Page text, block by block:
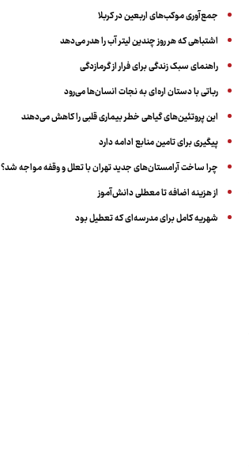
جمع‌آوری موکب‌های اربعین در کربلا
اشتباهی که هر روز چندین لیتر آب را هدر می‌دهد
راهنمای سبک زندگی برای فرار از گرمازدگی
رباتی با دستان اره‌ای به نجات انسان‌ها می‌رود
این پروتئین‌های گیاهی خطر بیماری قلبی را کاهش می‌دهند
پیگیری برای تامین منابع ادامه دارد
چرا ساخت آرامستان‌های جدید تهران با تعلل و وقفه مواجه شد؟
از هزینه اضافه تا معطلی دانش‌آموز
شهریه کامل برای مدرسه‌ای که تعطیل بود